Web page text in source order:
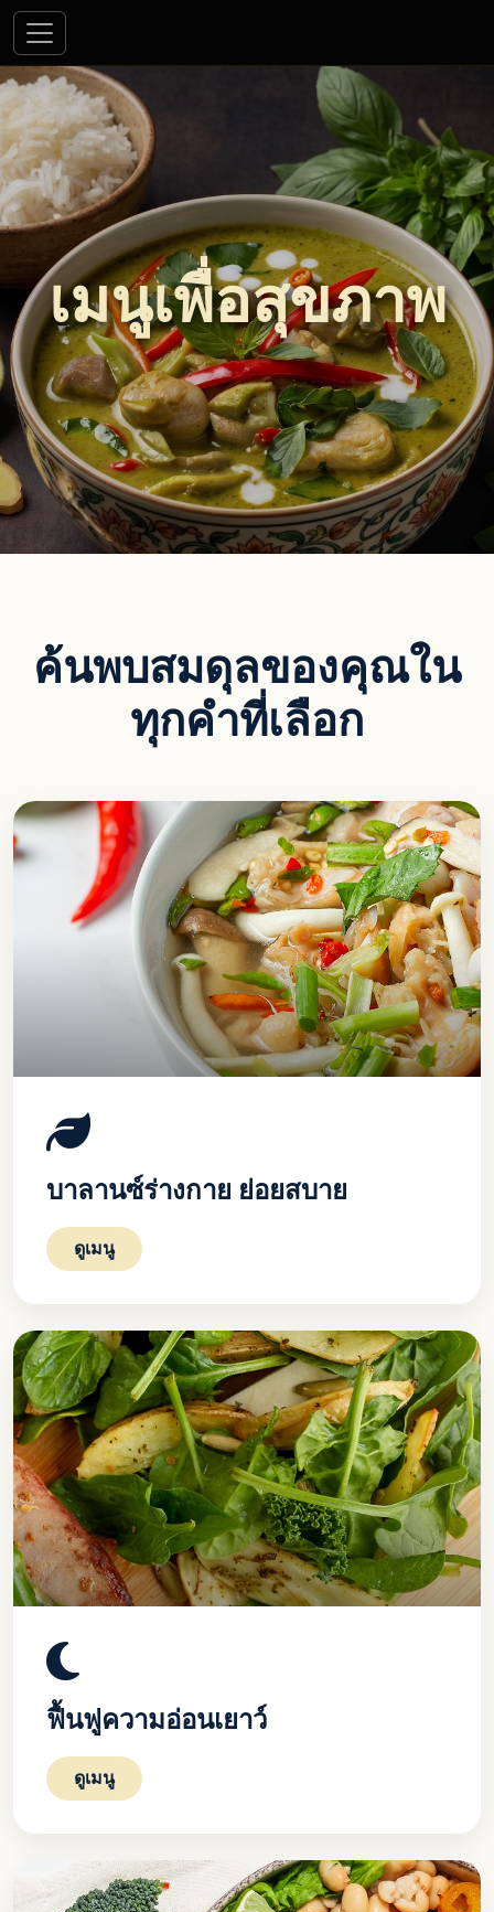
เมนูเพื่อสุขภาพ
ค้นพบสมดุลของคุณใน
ทุกคำที่เลือก
บาลานซ์ร่างกาย ย่อยสบาย
ดูเมนู
ฟื้นฟูความอ่อนเยาว์
ดูเมนู